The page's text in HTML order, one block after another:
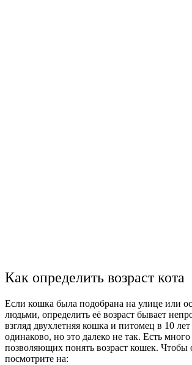
Как определить возраст кота
Если кошка была подобрана на улице или
людьми, определить её возраст бывает
взгляд двухлетняя кошка и питомец в 10
одинаково, но это далеко не так. Есть
позволяющих понять возраст кошек. Чтобы
посмотрите на: